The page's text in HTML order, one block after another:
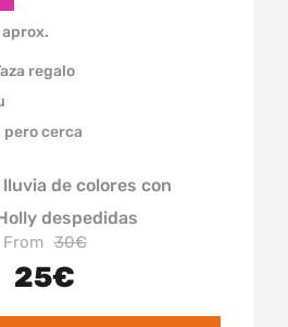
aprox.
regalo
cerca
de colores con
despedidas
From 30€
25€